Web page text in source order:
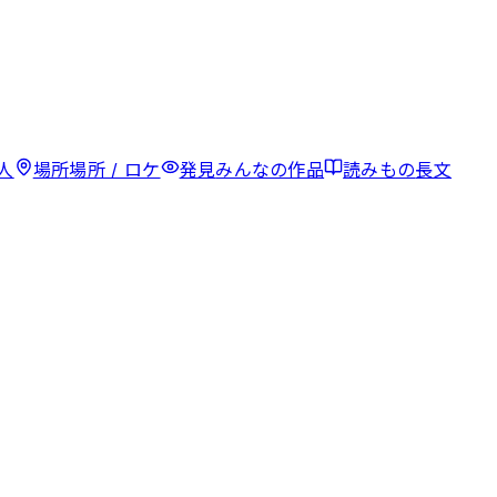
場所場所 / ロケ 発見みんなの作品 読みもの長文